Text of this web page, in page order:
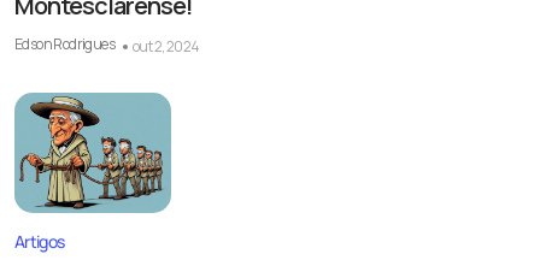
Edson Rodrigues out 2, 2024
Artigos